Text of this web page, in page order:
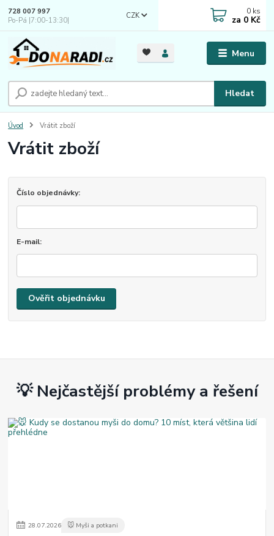
Menu
CZK
Hledat
728 007 997
Po-Pá |7:00-13:30|
0 ks
za 0 Kč
Úvod Vrátit zboží
Vrátit zboží
Číslo objednávky:
E-mail:
Ověřit objednávku
💡 Nejčastější problémy a řešení
28.07.2026 🐭 Myši a potkani